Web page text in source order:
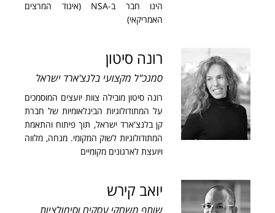
הינו חבר ב-NSA (איגוד המרצים
האמריקאי)
רונה סיטון
סמנכ"ל מקצועי בלנצ'ארד ישראל
רונה סיטון מובילה צוות יועצים המוסמכים
על המתודולוגיות הבינלאומיות של חברת
קן בלנצ'ארד ישראל, תוך פיתוח והתאמת
המתודולוגיות לשוק המקומי. מנחה, מלווה
ויועצת לארגונים מקומיים
יואב קירש
שותף משחקי עסקים וסימולציות